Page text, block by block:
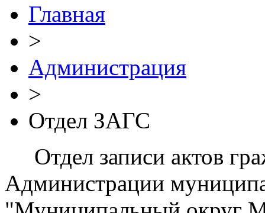
Главная
>
Администрация
>
Отдел ЗАГС
Отдел записи актов
Администрации